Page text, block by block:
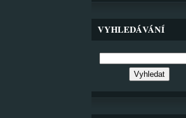
VYHLEDÁVÁNÍ